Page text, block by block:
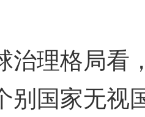
理格局看
别国家无视